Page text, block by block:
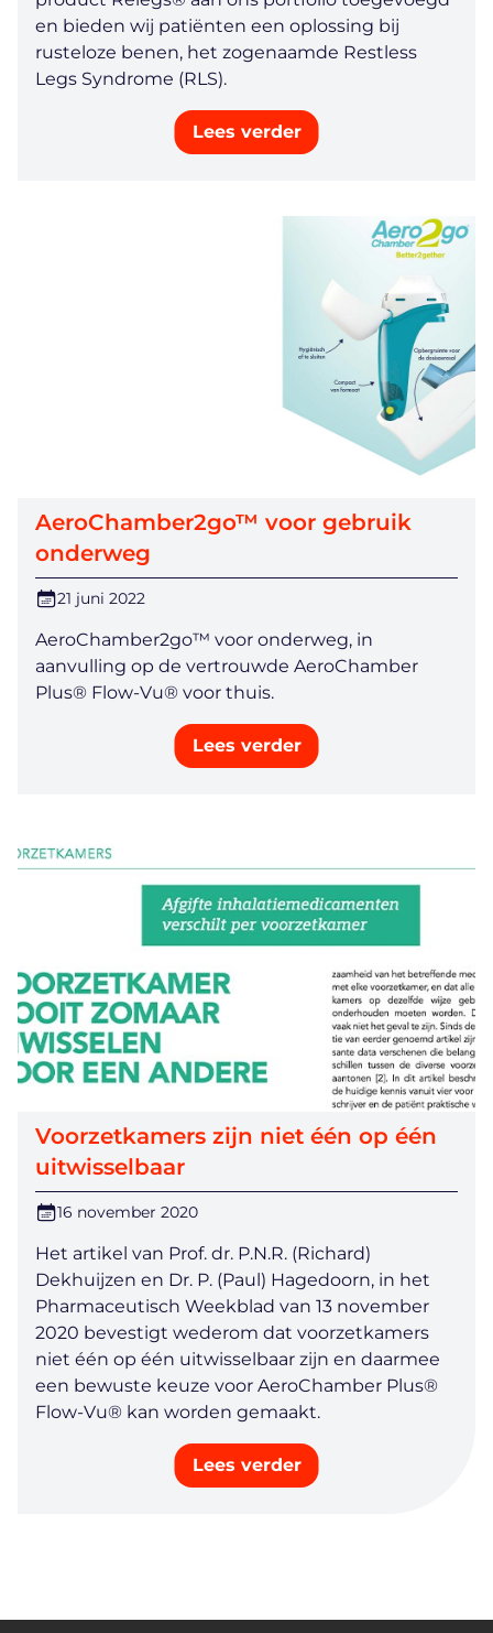
en bieden wij patiënten een oplossing bij
rusteloze benen, het zogenaamde Restless
Legs Syndrome (RLS).
Lees verder
AeroChamber2go™ voor gebruik
onderweg
21 juni 2022
AeroChamber2go™ voor onderweg, in
aanvulling op de vertrouwde AeroChamber
Plus® Flow-Vu® voor thuis.
Lees verder
Voorzetkamers zijn niet één op één
uitwisselbaar
16 november 2020
Het artikel van Prof. dr. P.N.R. (Richard)
Dekhuijzen en Dr. P. (Paul) Hagedoorn, in het
Pharmaceutisch Weekblad van 13 november
2020 bevestigt wederom dat voorzetkamers
niet één op één uitwisselbaar zijn en daarmee
een bewuste keuze voor AeroChamber Plus®
Flow-Vu® kan worden gemaakt.​
Lees verder